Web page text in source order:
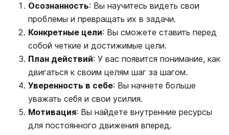
Осознанность: Вы научитесь видеть свои
проблемы и превращать их в задачи.
Конкретные цели: Вы сможете ставить перед
собой четкие и достижимые цели.
План действий: У вас появится понимание, как
двигаться к своим целям шаг за шагом.
Уверенность в себе: Вы начнете больше
уважать себя и свои усилия.
Мотивация: Вы найдете внутренние ресурсы
для постоянного движения вперед.